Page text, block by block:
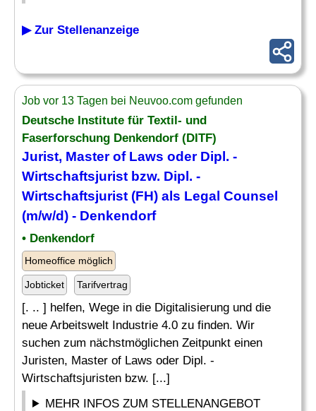
▶ Zur Stellenanzeige
Job vor 13 Tagen bei Neuvoo.com gefunden
Deutsche Institute für Textil- und
Faserforschung Denkendorf (DITF)
Jurist, Master of Laws oder Dipl. -
Wirtschaftsjurist bzw. Dipl. -
Wirtschaftsjurist (FH) als Legal Counsel
(m/w/d) - Denkendorf
• Denkendorf
Homeoffice möglich
Jobticket Tarifvertrag
[. .. ] helfen, Wege in die Digitalisierung und die
neue Arbeitswelt Industrie 4.0 zu finden. Wir
suchen zum nächstmöglichen Zeitpunkt einen
Juristen, Master of Laws oder Dipl. -
Wirtschaftsjuristen bzw. [...]
MEHR INFOS ZUM STELLENANGEBOT